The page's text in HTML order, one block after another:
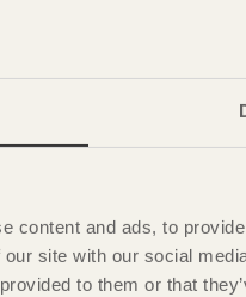
content and ads, to
site with our social
to them or that